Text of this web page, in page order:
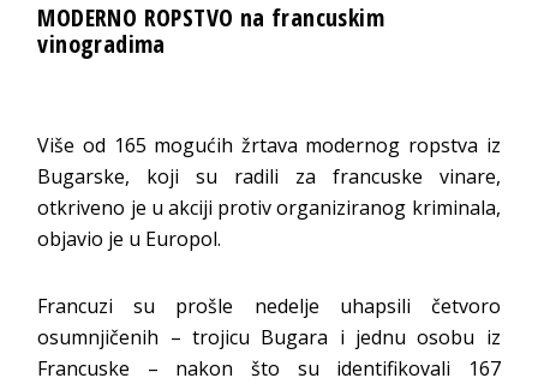
MODERNO ROPSTVO na francuskim
vinogradima
Više od 165 mogućih žrtava modernog ropstva iz
Bugarske, koji su radili za francuske vinare,
otkriveno je u akciji protiv organiziranog kriminala,
objavio je u Europol.
Francuzi su prošle nedelje uhapsili četvoro
osumnjičenih – trojicu Bugara i jednu osobu iz
Francuske – nakon što su identifikovali 167